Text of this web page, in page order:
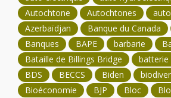
Autochtone
Autochtones
Azerbaïdjan
Banque du Canada
Banques
BAPE barbarie
Bataille de Billings Bridge
batterie
BDS
BECCS Biden
Bioéconomie
BJP Bloc